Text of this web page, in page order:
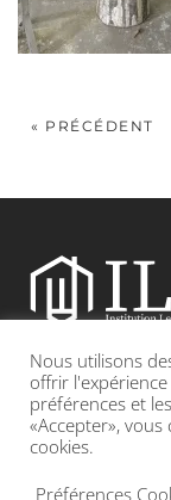
« PRÉCÉDENT
Etablissement
Adresse : 19,
INFOS
Nous utilisons
offrir
préférences et
«Accepter»,
cookies.
Préférences